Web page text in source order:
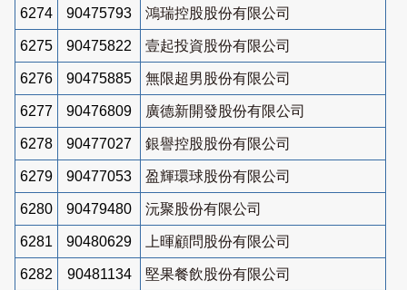
6274 90475793 鴻瑞控股股份有限公司
6275 90475822 壹起投資股份有限公司
6276 90475885 無限超男股份有限公司
6277 90476809 廣德新開發股份有限公司
6278 90477027 銀譽控股股份有限公司
6279 90477053 盈輝環球股份有限公司
6280 90479480 沅聚股份有限公司
6281 90480629 上暉顧問股份有限公司
6282 90481134 堅果餐飲股份有限公司